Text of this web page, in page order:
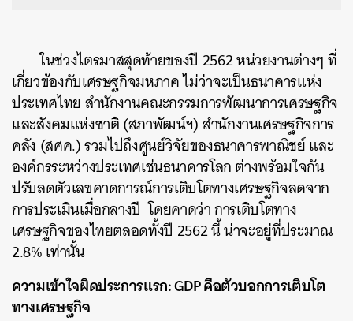
ในช่วงไตรมาสสุดท้ายของปี 2562 หน่วยงานต่างๆ ที่
เกี่ยวข้องกับเศรษฐกิจมหภาค ไม่ว่าจะเป็นธนาคารแห่ง
ประเทศไทย สำนักงานคณะกรรมการพัฒนาการเศรษฐกิจ
และสังคมแห่งชาติ (สภาพัฒน์ฯ) สำนักงานเศรษฐกิจการ
คลัง (สศค.) รวมไปถึงศูนย์วิจัยของธนาคารพาณิชย์ และ
องค์กรระหว่างประเทศเช่นธนาคารโลก ต่างพร้อมใจกัน
ปรับลดตัวเลขคาดการณ์การเติบโตทางเศรษฐกิจลดจาก
การประเมินเมื่อกลางปี โดยคาดว่า การเติบโตทาง
เศรษฐกิจของไทยตลอดทั้งปี 2562 นี้ น่าจะอยู่ที่ประมาณ
2.8% เท่านั้น
ความเข้าใจผิดประการแรก: GDP คือตัวบอกการเติบโต
ทางเศรษฐกิจ